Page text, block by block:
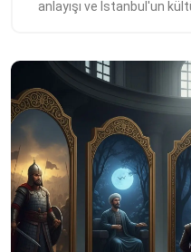
anlayışı ve İstanbul'un